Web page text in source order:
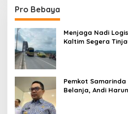
Pro Bebaya
Menjaga Nadi
Kaltim Segera
Pemkot Samarinda
Belanja, Andi